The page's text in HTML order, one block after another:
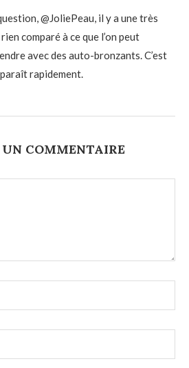
@JoliePeau, il y a une très
comparé à ce que l’on peut
avec des auto-bronzants. C’est
rapidement.
COMMENTAIRE